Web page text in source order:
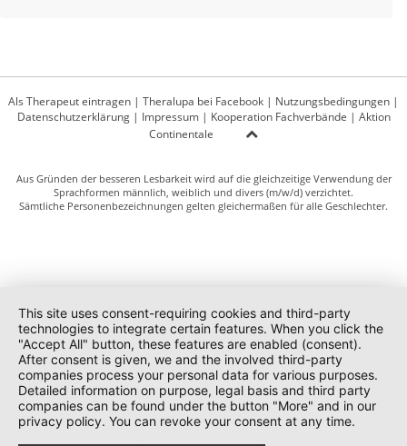
Als Therapeut eintragen | Theralupa bei Facebook | Nutzungsbedingungen |
Datenschutzerklärung| Impressum| Kooperation Fachverbände | Aktion
Continentale
Aus Gründen der besseren Lesbarkeit wird auf die gleichzeitige Verwendung der
Sprachformen männlich, weiblich und divers (m/w/d) verzichtet.
Sämtliche Personenbezeichnungen gelten gleichermaßen für alle Geschlechter.
This site uses consent-requiring cookies and third-party
technologies to integrate certain features. When you click the
"Accept All" button, these features are enabled (consent).
After consent is given, we and the involved third-party
companies process your personal data for various purposes.
Detailed information on purpose, legal basis and third party
companies can be found under the button "More" and in our
privacy policy. You can revoke your consent at any time.